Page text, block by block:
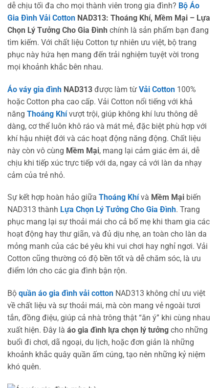
dễ chịu tối đa cho mọi thành viên trong gia đình? Bộ Áo
Gia Đình Vải Cotton NAD313: Thoáng Khí, Mềm Mại – Lựa
Chọn Lý Tưởng Cho Gia Đình chính là sản phẩm bạn đang
tìm kiếm. Với chất liệu Cotton tự nhiên ưu việt, bộ trang
phục này hứa hẹn mang đến trải nghiệm tuyệt vời trong
mọi khoảnh khắc bên nhau.
Áo váy gia đình NAD313 được làm từ Vải Cotton 100%
hoặc Cotton pha cao cấp. Vải Cotton nổi tiếng với khả
năng Thoáng Khívượt trội, giúp không khí lưu thông dễ
dàng, cơ thể luôn khô ráo và mát mẻ, đặc biệt phù hợp với
khí hậu nhiệt đới và các hoạt động năng động. Chất liệu
này còn vô cùng Mềm Mại, mang lại cảm giác êm ái, dễ
chịu khi tiếp xúc trực tiếp với da, ngay cả với làn da nhạy
cảm của trẻ nhỏ.
Sự kết hợp hoàn hảo giữa Thoáng Khí và Mềm Mại biến
NAD313 thành Lựa Chọn Lý Tưởng Cho Gia Đình. Trang
phục mang lại sự thoải mái cho cả bố mẹ khi tham gia các
hoạt động hay thư giãn, và đủ dịu nhẹ, an toàn cho làn da
mỏng manh của các bé yêu khi vui chơi hay nghỉ ngơi. Vải
Cotton cũng thường có độ bền tốt và dễ chăm sóc, là ưu
điểm lớn cho các gia đình bận rộn.
Bộ quần áo gia đình vải cotton NAD313 không chỉ ưu việt
về chất liệu và sự thoải mái, mà còn mang vẻ ngoài tươi
tắn, đồng điệu, giúp cả nhà trông thật “ăn ý” khi cùng nhau
xuất hiện. Đây là áo gia đình lựa chọn lý tưởng cho những
buổi đi chơi, dã ngoại, du lịch, hoặc đơn giản là những
khoảnh khắc quây quần ấm cúng, tạo nên những kỷ niệm
khó quên.